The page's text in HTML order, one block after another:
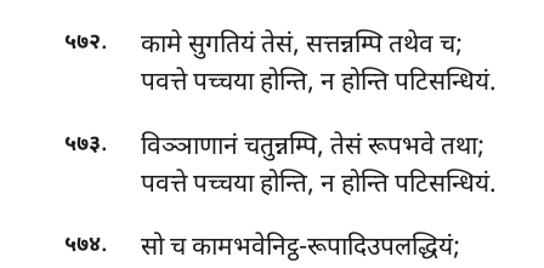
५७२.
कामे सुगतियं तेसं, सत्तन्नम्पि तथेव च;
पवत्ते पच्चया होन्ति, न होन्ति पटिसन्धियं.
५७३.
विञ्ञाणानं चतुन्नम्पि, तेसं रूपभवे तथा;
पवत्ते पच्चया होन्ति, न होन्ति पटिसन्धियं.
५७४. सोच कामभवेनिट्ठ-रूपादिउपलद्धियं;